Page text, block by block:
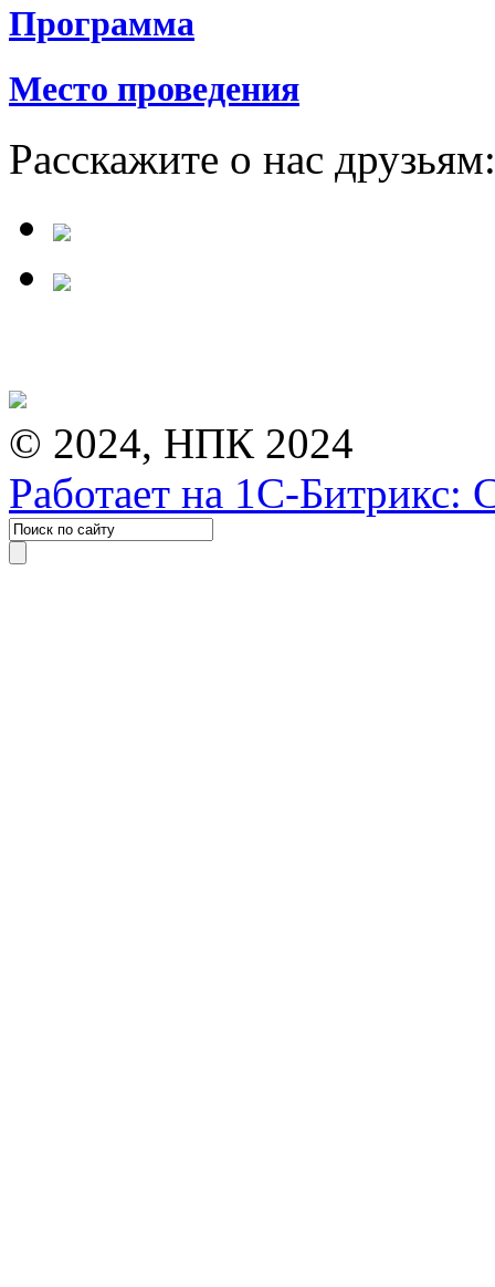
Программа
Место проведения
Расскажите о нас друзьям:
© 2024, НПК 2024
Работает на 1С-Битрикс: